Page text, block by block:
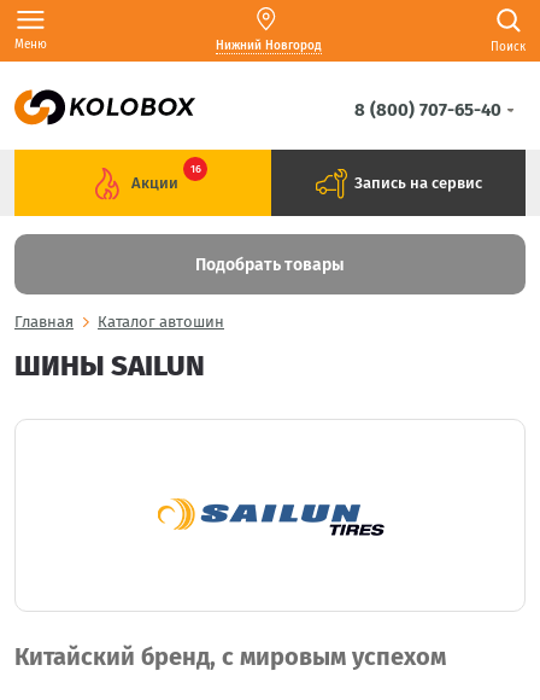
Меню Нижний Новгород Поиск
8 (800) 707-65-40
Акции
16
Запись на сервис
Подобрать товары
Главная Каталог автошин
ШИНЫ SAILUN
Китайский бренд, с мировым успехом